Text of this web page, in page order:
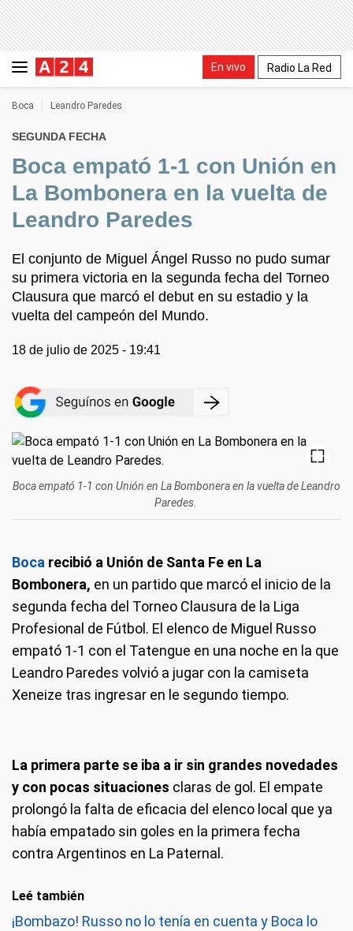
En vivo Radio La Red
Boca Leandro Paredes
SEGUNDA FECHA
Boca empató 1-1 con Unión en
La Bombonera en la vuelta de
Leandro Paredes
El conjunto de Miguel Ángel Russo no pudo sumar
su primera victoria en la segunda fecha del Torneo
Clausura que marcó el debut en su estadio y la
vuelta del campeón del Mundo.
18 de julio de 2025 - 19:41
Boca empató 1-1 con Unión en La Bombonera en la vuelta de Leandro
Paredes.
Boca recibió a Unión de Santa Fe en La
Bombonera, en un partido que marcó el inicio de la
segunda fecha del Torneo Clausura de la Liga
Profesional de Fútbol. El elenco de Miguel Russo
empató 1-1 con el Tatengue en una noche en la que
Leandro Paredes volvió a jugar con la camiseta
Xeneize tras ingresar en le segundo tiempo.
La primera parte se iba a ir sin grandes novedades
y con pocas situaciones claras de gol. El empate
prolongó la falta de eficacia del elenco local que ya
había empatado sin goles en la primera fecha
contra Argentinos en La Paternal.
Leé también
¡Bombazo! Russo no lo tenía en cuenta y Boca lo